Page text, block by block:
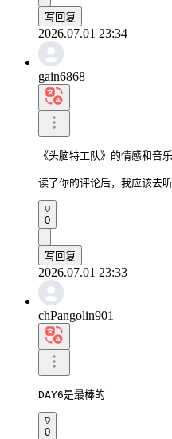
写回复
2026.07.01 23:34
gain6868
《头脑特工队》的情感和音
读了你的评论后，我应该去听
0
写回复
2026.07.01 23:33
chPangolin901
DAY6是最棒的
0